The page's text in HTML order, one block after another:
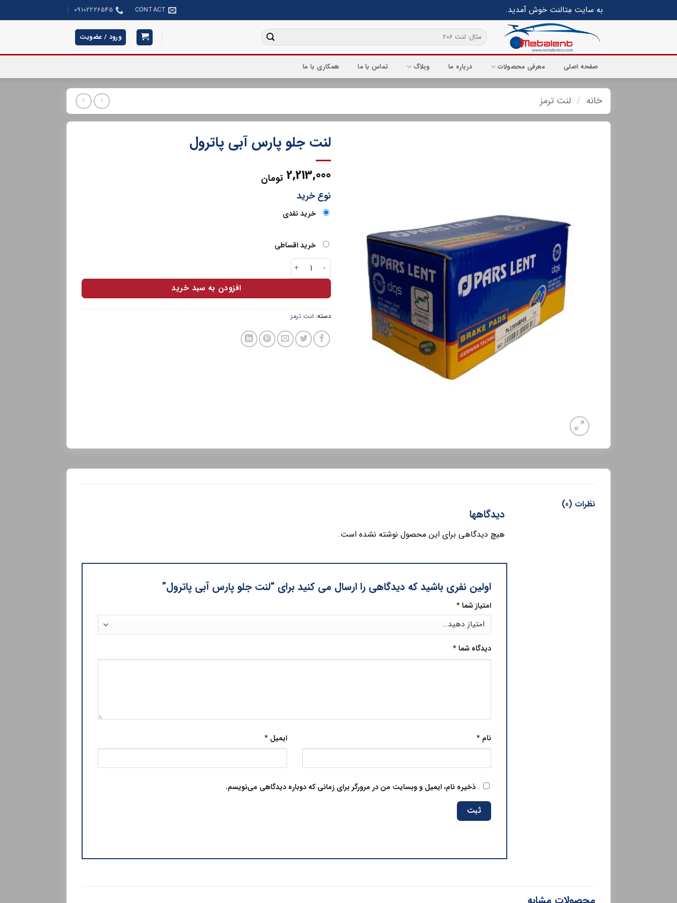
to
به سایت مِتالنت خوش آمدید. CONTACT
09102226545
جستجو
برای:
ورود / عضویت
صفحه اصلی معرفی محصولات درباره ما وبلاگ تماس با ما همکاری با ما
خانه / لنت ترمز
لنت جلو پارس آبی پاترول
2,213,000 تومان
نوع خرید
خرید نقدی
خرید اقساطی
لنت جلو پارس آبی پاترول عدد
افزودن به سبد خرید
دسته: لنت ترمز
نظرات (0)
دیدگاهها
هیچ دیدگاهی برای این محصول نوشته نشده است.
اولین نفری باشید که دیدگاهی را ارسال می کنید برای “لنت جلو پارس آبی پاترول”
امتیاز شما*
دیدگاه شما*
نام * ایمیل*
ذخیره نام، ایمیل و وبسایت من در مرورگر برای زمانی که دوباره دیدگاهی می‌نویسم.